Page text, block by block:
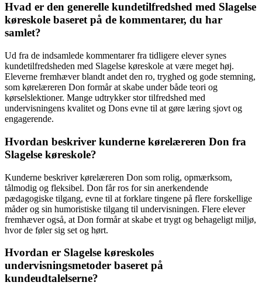
Hvad er den generelle kundetilfredshed med Slagelse
køreskole baseret på de kommentarer, du har
samlet?
Ud fra de indsamlede kommentarer fra tidligere elever synes
kundetilfredsheden med Slagelse køreskole at være meget høj.
Eleverne fremhæver blandt andet den ro, tryghed og gode stemning,
som kørelæreren Don formår at skabe under både teori og
kørselslektioner. Mange udtrykker stor tilfredshed med
undervisningens kvalitet og Dons evne til at gøre læring sjovt og
engagerende.
Hvordan beskriver kunderne kørelæreren Don fra
Slagelse køreskole?
Kunderne beskriver kørelæreren Don som rolig, opmærksom,
tålmodig og fleksibel. Don får ros for sin anerkendende
pædagogiske tilgang, evne til at forklare tingene på flere forskellige
måder og sin humoristiske tilgang til undervisningen. Flere elever
fremhæver også, at Don formår at skabe et trygt og behageligt miljø,
hvor de føler sig set og hørt.
Hvordan er Slagelse køreskoles
undervisningsmetoder baseret på
kundeudtalelserne?